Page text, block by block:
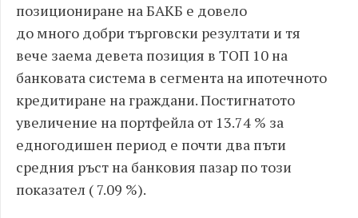
позициониране на БАКБ е довело
до много добри търговски резултати и тя
вече заема девета позиция в ТОП 10 на
банковата система в сегмента на ипотечното
кредитиране на граждани. Постигнатото
увеличение на портфейла от 13.74 % за
едногодишен период е почти два пъти
средния ръст на банковия пазар по този
показател ( 7.09 %).